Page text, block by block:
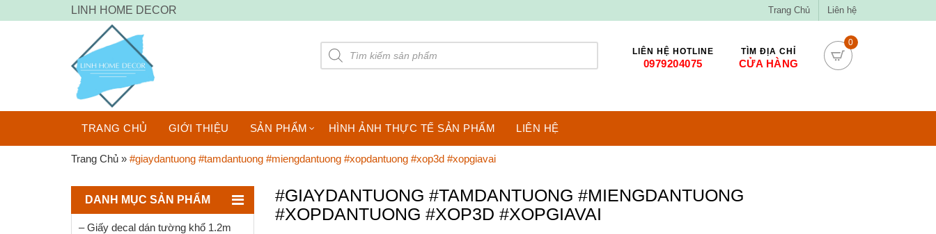
LINH HOME DECOR Trang Chủ Liên hệ
Products
search
LIÊN HỆ HOTLINE
0979204075
TÌM ĐỊA CHỈ
CỬA HÀNG
0
TRANG CHỦ GIỚI THIỆU SẢN PHẨM HÌNH ẢNH THỰC TẾ SẢN PHẨM LIÊN HỆ
Trang Chủ » #giaydantuong #tamdantuong #miengdantuong #xopdantuong #xop3d #xopgiavai
DANH MỤC SẢN PHẨM
– Giấy decal dán tường khổ 1.2m
#GIAYDANTUONG #TAMDANTUONG #MIENGDANTUONG
#XOPDANTUONG #XOP3D #XOPGIAVAI